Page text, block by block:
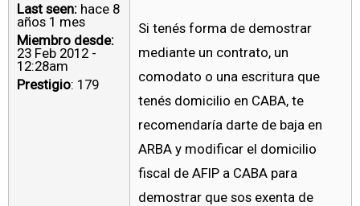
Last seen: hace 8
años 1 mes
Miembro desde:
23 Feb 2012 -
12:28am
Prestigio: 179
Si tenés forma de demostrar
mediante un contrato, un
comodato o una escritura que
tenés domicilio en CABA, te
recomendaría darte de baja en
ARBA y modificar el domicilio
fiscal de AFIP a CABA para
demostrar que sos exenta de